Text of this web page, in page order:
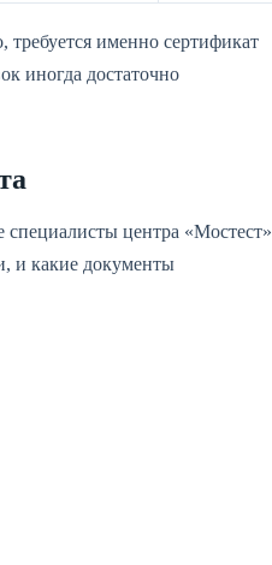
требуется именно сертификат
иногда достаточно
специалисты центра «Мостест»
и какие документы